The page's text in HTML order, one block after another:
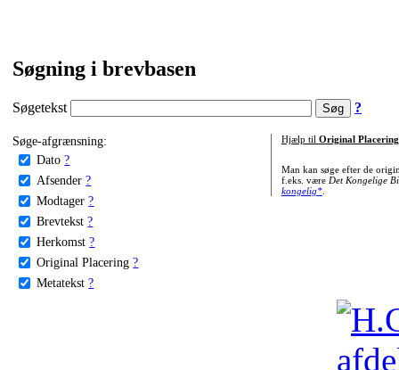
Søgning i brevbasen
Søgetekst ?
Søge-afgrænsning:
Dato ?
Afsender ?
Modtager ?
Brevtekst ?
Herkomst ?
Original Placering ?
Metatekst ?
Hjælp til Original Placering
Man kan søge efter de
f.eks. være Det Kongelige
kongelig*.